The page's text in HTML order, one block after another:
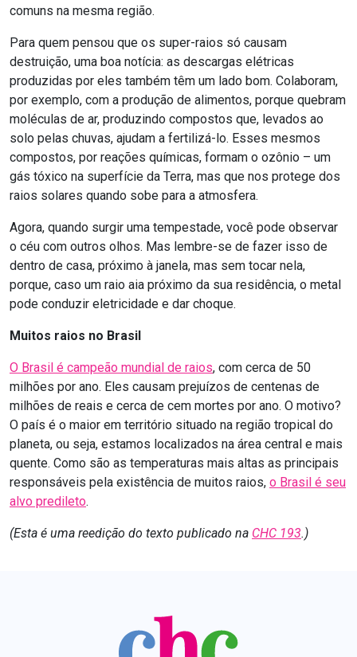
comuns na mesma região.
Para quem pensou que os super-raios só causam
destruição, uma boa notícia: as descargas elétricas
produzidas por eles também têm um lado bom. Colaboram,
por exemplo, com a produção de alimentos, porque quebram
moléculas de ar, produzindo compostos que, levados ao
solo pelas chuvas, ajudam a fertilizá-lo. Esses mesmos
compostos, por reações químicas, formam o ozônio – um
gás tóxico na superfície da Terra, mas que nos protege dos
raios solares quando sobe para a atmosfera.
Agora, quando surgir uma tempestade, você pode observar
o céu com outros olhos. Mas lembre-se de fazer isso de
dentro de casa, próximo à janela, mas sem tocar nela,
porque, caso um raio aia próximo da sua residência, o metal
pode conduzir eletricidade e dar choque.
Muitos raios no Brasil
O Brasil é campeão mundial de raios, com cerca de 50
milhões por ano. Eles causam prejuízos de centenas de
milhões de reais e cerca de cem mortes por ano. O motivo?
O país é o maior em território situado na região tropical do
planeta, ou seja, estamos localizados na área central e mais
quente. Como são as temperaturas mais altas as principais
responsáveis pela existência de muitos raios, o Brasil é seu
alvo predileto.
(Esta é uma reedição do texto publicado na CHC 193.)